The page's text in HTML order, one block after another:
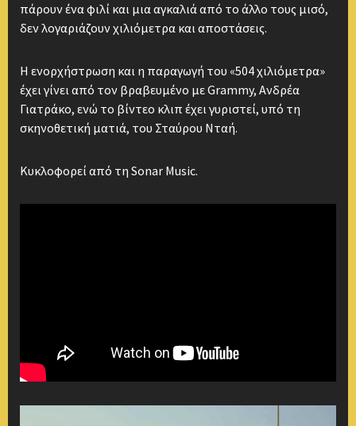
πάρουν ένα φιλί και μια αγκαλιά από το άλλο τους μισό,
δεν λογαριάζουν χιλιόμετρα και αποστάσεις.
Η ενορχήστρωση και η παραγωγή του «504 χιλιόμετρα»
έχει γίνει από τον βραβευμένο με Grammy, Ανδρέα
Γιατράκο, ενώ το βίντεο κλιπ έχει γυριστεί, υπό τη
σκηνοθετική ματιά, του Σταύρου Νταή.
Κυκλοφορεί από τη Sonar Music.